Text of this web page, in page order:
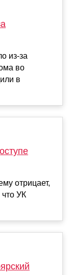
из-за
во
в
отрицает,
УК